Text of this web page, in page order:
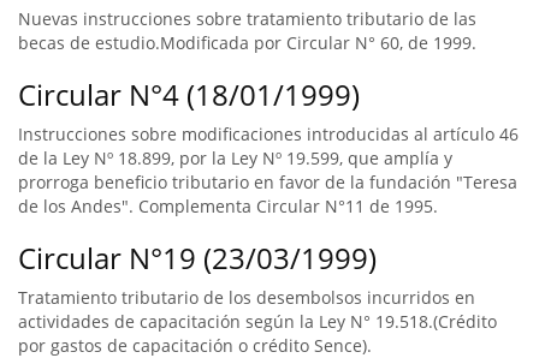
Nuevas instrucciones sobre tratamiento tributario de las
becas de estudio.Modificada por Circular N° 60, de 1999.
Circular N°4 (18/01/1999)
Instrucciones sobre modificaciones introducidas al artículo 46
de la Ley Nº 18.899, por la Ley Nº 19.599, que amplía y
prorroga beneficio tributario en favor de la fundación "Teresa
de los Andes". Complementa Circular N°11 de 1995.
Circular N°19 (23/03/1999)
Tratamiento tributario de los desembolsos incurridos en
actividades de capacitación según la Ley N° 19.518.(Crédito
por gastos de capacitación o crédito Sence).